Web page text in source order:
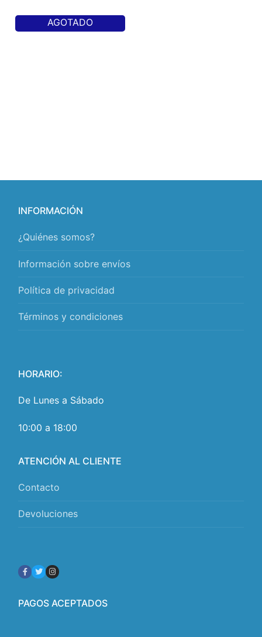
AGOTADO
INFORMACIÓN
¿Quiénes somos?
Información sobre envíos
Política de privacidad
Términos y condiciones
HORARIO:
De Lunes a Sábado
10:00 a 18:00
ATENCIÓN AL CLIENTE
Contacto
Devoluciones
PAGOS ACEPTADOS